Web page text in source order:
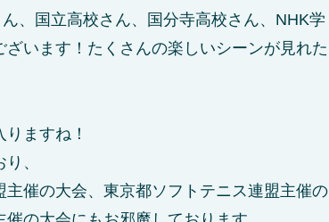
、国立高校さん、国分寺高校さん、NHK学
います！たくさんの楽しいシーンが見れた
ますね！
、
催の大会、東京都ソフトテニス連盟主催の